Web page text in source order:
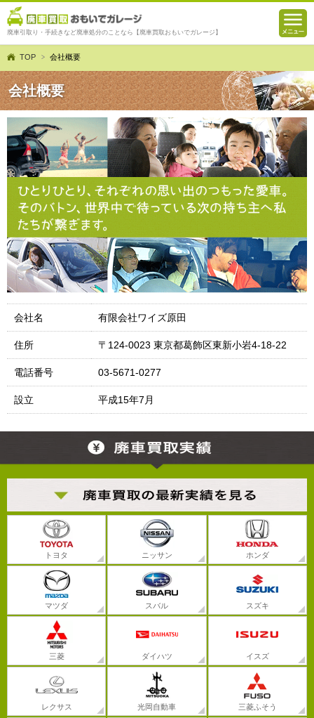
廃車引取り・手続きなど廃車処分のことなら【廃車買取おもいでガレージ】
TOP 会社概要
会社概要
会社名 有限会社ワイズ原田
住所 〒124-0023 東京都葛飾区東新小岩4-18-22
電話番号 03-5671-0277
設立 平成15年7月
トヨタ ニッサン ホンダ
マツダ スバル スズキ
三菱 ダイハツ イスズ
レクサス 光岡自動車 三菱ふそう